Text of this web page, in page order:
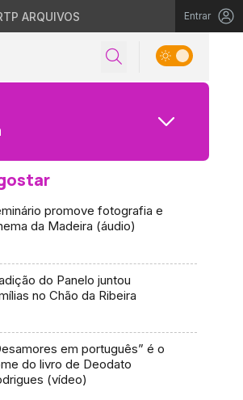
ARQUIVOS Entrar
promove fotografia e
da Madeira (áudio)
do Panelo juntou
no Chão da Ribeira
em português” é o
do livro de Deodato
(vídeo)